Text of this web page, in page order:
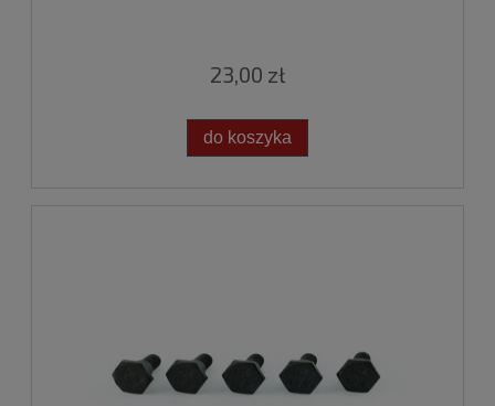
23,00 zł
do koszyka